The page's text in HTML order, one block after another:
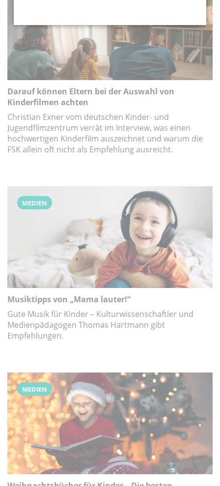
Darauf können Eltern bei der Auswahl von
Kinderfilmen achten
Christian Exner vom deutschen Kinder- und
Jugendfilmzentrum verrät im Interview, was einen
hochwertigen Kinderfilm auszeichnet und warum die
FSK allein oft nicht als Empfehlung ausreicht.
MEDIEN
Musiktipps von „Mama lauter!“
Gute Musik für Kinder – Kulturwissenschaftler und
Medienpädagogen Thomas Hartmann gibt
Empfehlungen.
MEDIEN